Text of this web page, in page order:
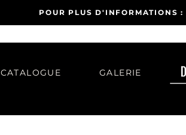
POUR PLUS D'INFORMATIONS :
CATALOGUE GALERIE